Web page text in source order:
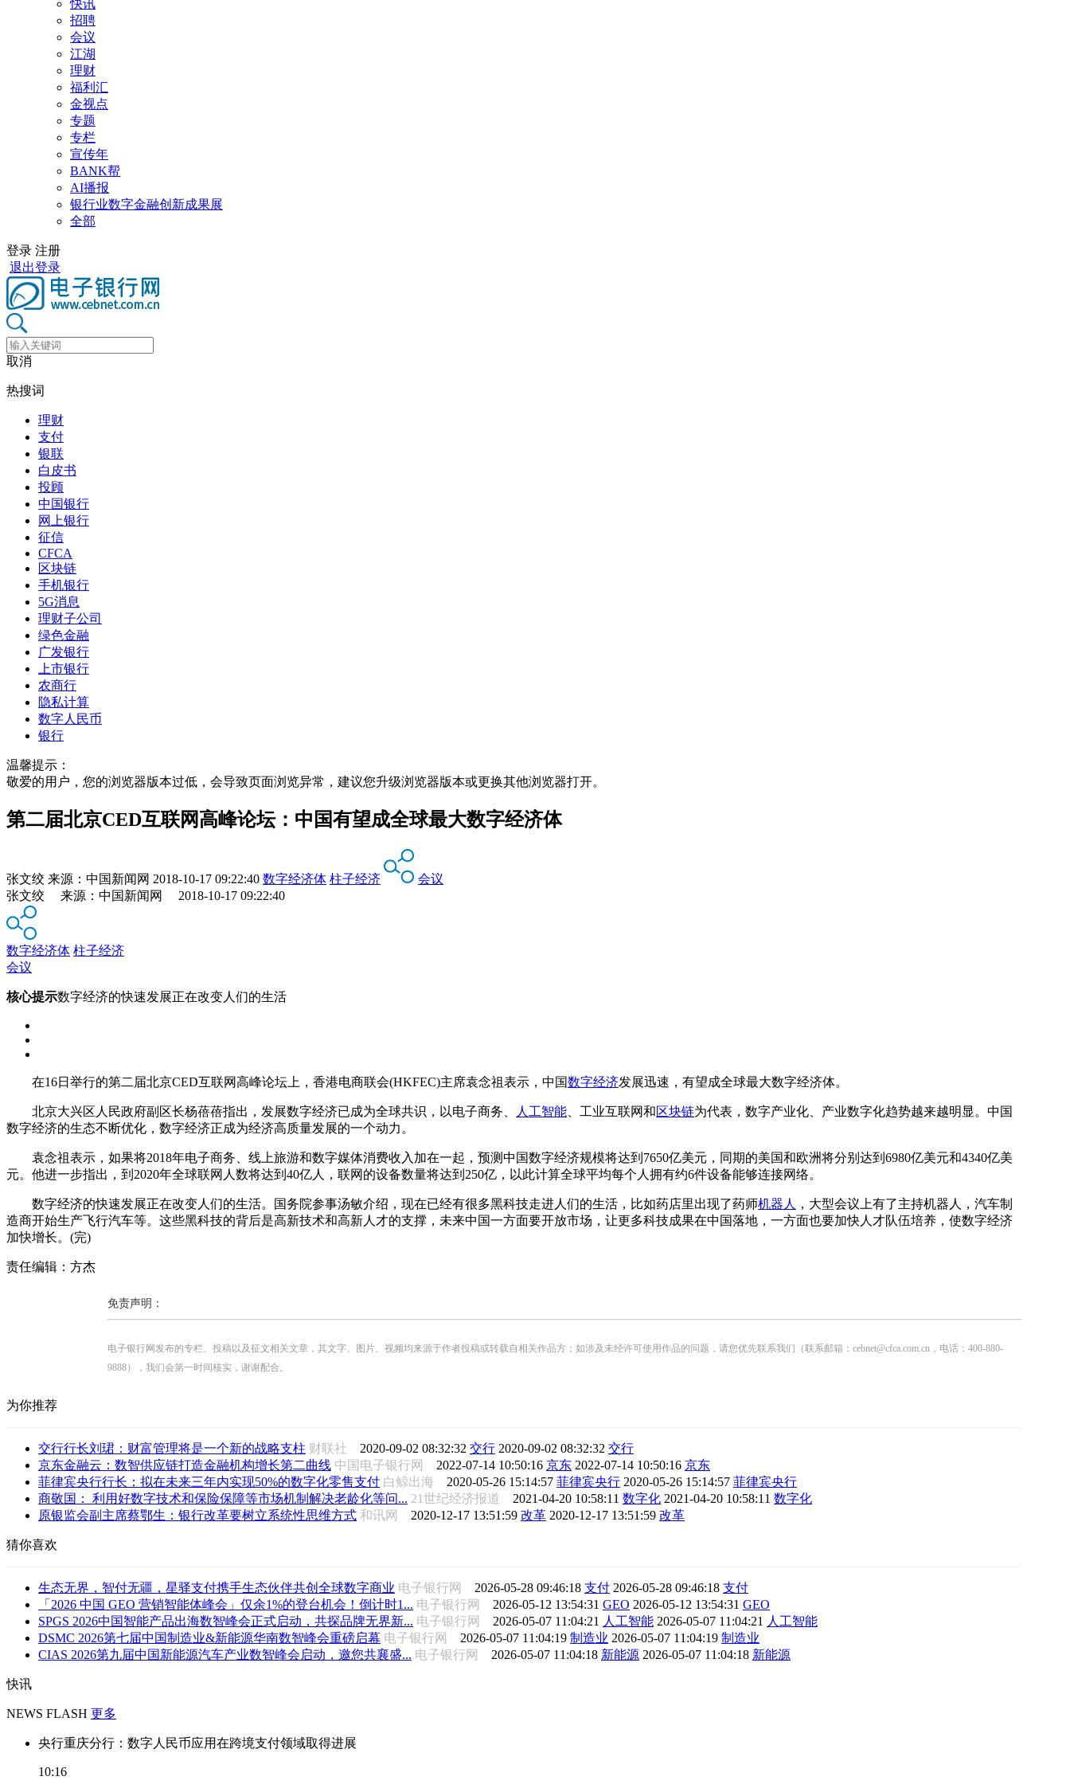
快讯
招聘
会议
江湖
理财
福利汇
金视点
专题
专栏
宣传年
BANK帮
AI播报
银行业数字金融创新成果展
全部
登录 注册
退出登录
取消
热搜词
理财
支付
银联
白皮书
投顾
中国银行
网上银行
征信
CFCA
区块链
手机银行
5G消息
理财子公司
绿色金融
广发银行
上市银行
农商行
隐私计算
数字人民币
银行
温馨提示：
敬爱的用户，您的浏览器版本过低，会导致页面浏览异常，建议您升级浏览器版本或更换其他浏览器打开。
第二届北京CED互联网高峰论坛：中国有望成全球最大数字经济体
张文绞 来源： 中国新闻网 2018-10-17 09:22:40 数字经济体 柱子经济
会议
张文绞 来源：中国新闻网 2018-10-17 09:22:40
数字经济体 柱子经济
会议
核心提示数字经济的快速发展正在改变人们的生活
在16日举行的第二届北京CED互联网高峰论坛上，香港电商联会(HKFEC)主席袁念祖表示，中国数字经济发展迅速，有望成全球最大数字经济体。
北京大兴区人民政府副区长杨蓓蓓指出，发展数字经济已成为全球共识，以电子商务、 人工智能 、工业互联网和区块链为代表，数字产业化、产业数字化趋势越来越明显。中国
数字经济的生态不断优化，数字经济正成为经济高质量发展的一个动力。
袁念祖表示，如果将2018年电子商务、线上旅游和数字媒体消费收入加在一起，预测中国数字经济规模将达到7650亿美元，同期的美国和欧洲将分别达到6980亿美元和4340亿美
元。他进一步指出，到2020年全球联网人数将达到40亿人，联网的设备数量将达到250亿，以此计算全球平均每个人拥有约6件设备能够连接网络。
数字经济的快速发展正在改变人们的生活。国务院参事汤敏介绍，现在已经有很多黑科技走进人们的生活，比如药店里出现了药师机器人
，大型会议上有了主持机器人，汽车制
造商开始生产飞行汽车等。这些黑科技的背后是高新技术和高新人才的支撑，未来中国一方面要开放市场，让更多科技成果在中国落地，一方面也要加快人才队伍培养，使数字经济
加快增长。(完)
责任编辑：方杰
免责声明：
电子银行网发布的专栏、投稿以及征文相关文章，其文字、图片、视频均来源于作者投稿或转载自相关作品方；如涉及未经许可使用作品的问题，请您优先联系我们（联系邮箱：cebnet@cfca.com.cn，电话：400-880-
9888），我们会第一时间核实，谢谢配合。
为你推荐
交行行长刘珺：财富管理将是一个新的战略支柱 财联社 2020-09-02 08:32:32 交行 2020-09-02 08:32:32 交行
京东金融云：数智供应链打造金融机构增长第二曲线 中国电子银行网 2022-07-14 10:50:16 京东 2022-07-14 10:50:16 京东
菲律宾央行行长：拟在未来三年内实现50%的数字化零售支付 白鲸出海 2020-05-26 15:14:57 菲律宾央行 2020-05-26 15:14:57 菲律宾央行
商敬国： 利用好数字技术和保险保障等市场机制解决老龄化等问... 21世纪经济报道 2021-04-20 10:58:11 数字化 2021-04-20 10:58:11 数字化
原银监会副主席蔡鄂生：银行改革要树立系统性思维方式 和讯网 2020-12-17 13:51:59 改革 2020-12-17 13:51:59 改革
猜你喜欢
生态无界，智付无疆，星驿支付携手生态伙伴共创全球数字商业 电子银行网 2026-05-28 09:46:18 支付 2026-05-28 09:46:18 支付
「2026 中国 GEO 营销智能体峰会」仅余1%的登台机会！倒计时1... 电子银行网 2026-05-12 13:54:31 GEO 2026-05-12 13:54:31 GEO
SPGS 2026中国智能产品出海数智峰会正式启动，共探品牌无界新... 电子银行网 2026-05-07 11:04:21 人工智能 2026-05-07 11:04:21 人工智能
DSMC 2026第七届中国制造业&新能源华南数智峰会重磅启幕 电子银行网 2026-05-07 11:04:19 制造业 2026-05-07 11:04:19 制造业
CIAS 2026第九届中国新能源汽车产业数智峰会启动，邀您共襄盛... 电子银行网 2026-05-07 11:04:18 新能源 2026-05-07 11:04:18 新能源
快讯
NEWS FLASH 更多
央行重庆分行：数字人民币应用在跨境支付领域取得进展
10:16